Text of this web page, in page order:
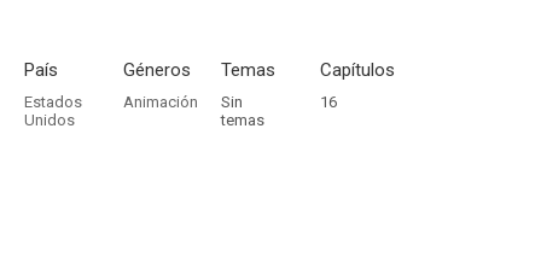
País
Estados
Unidos
Géneros
Animación
Temas
Sin
temas
Capítulos
16